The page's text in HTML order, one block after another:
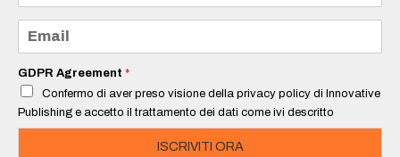
m
e
a
i
*
GDPR Agreement *
Confermo di aver preso visione della privacy policy di Innovative
Publishing e accetto il trattamento dei dati come ivi descritto
ISCRIVITI ORA